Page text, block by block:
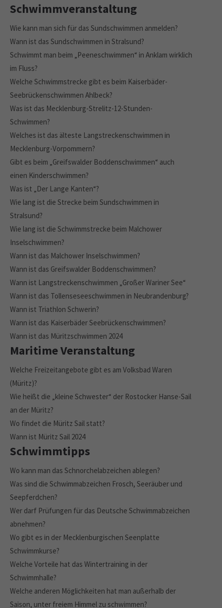
Schwimmveranstaltung
Wie kann man sich für das Sundschwimmen anmelden?
Wann ist das Sundschwimmen in Stralsund?
Schwimmt man beim „Peeneschwimmen“ in Anklam wirklich
im Fluss?
Welche Schwimmstrecke gibt es beim Kaiserbäder-
Seebrückenschwimmen Ahlbeck?
Was ist das Mecklenburg-Strelitz-12-Stunden-
Schwimmen?
Welches ist das älteste Langstreckenschwimmen in
Mecklenburg-Vorpommern?
Gibt es beim „Greifswalder Boddenschwimmen“ auch
einen Kinderschwimmen?
Was ist „Der Lange Kanten“?
Wie lang ist die Strecke beim Sundschwimmen in
Stralsund?
Wie lang ist die Schwimmstrecke beim Malchower
Inselschwimmen?
Wann ist das Malchower Inselschwimmen?
Wann ist das Greifswalder Boddenschwimmen?
Wann ist Langstreckenschwimmen „Großer Wariner See“
Wann ist das Tollenseseeschwimmen in Neubrandenburg?
Wann ist Triathlon Schwerin?
Wann ist das Kaiserbäder Seebrückenschwimmen?
Wann ist das Müritzschwimmen 2024
Maritime Veranstaltung
Welche Freizeitangebote gibt es am Volksbad Waren
(Müritz)?
Wie heißt die „kleine Schwester“ der Rostocker Hanse-Sail
an der Müritz?
Wo findet die Müritz Sail statt?
Wann ist Müritz Sail 2024
Schwimmtipps
Wo kann man das Schnorchelabzeichen ablegen?
Was sind die Schwimmabzeichen Frosch, Seeräuber und
Seepferdchen?
Wer darf Prüfungen für das Deutsche Schwimmabzeichen
abnehmen?
Wo gibt es in der Mecklenburgischen Seenplatte
Schwimmkurse?
Welche Vorteile hat das Wintertraining in der
Schwimmhalle?
Welche anderen Möglichkeiten hat man außerhalb der
Saison, unter freiem Himmel zu schwimmen?